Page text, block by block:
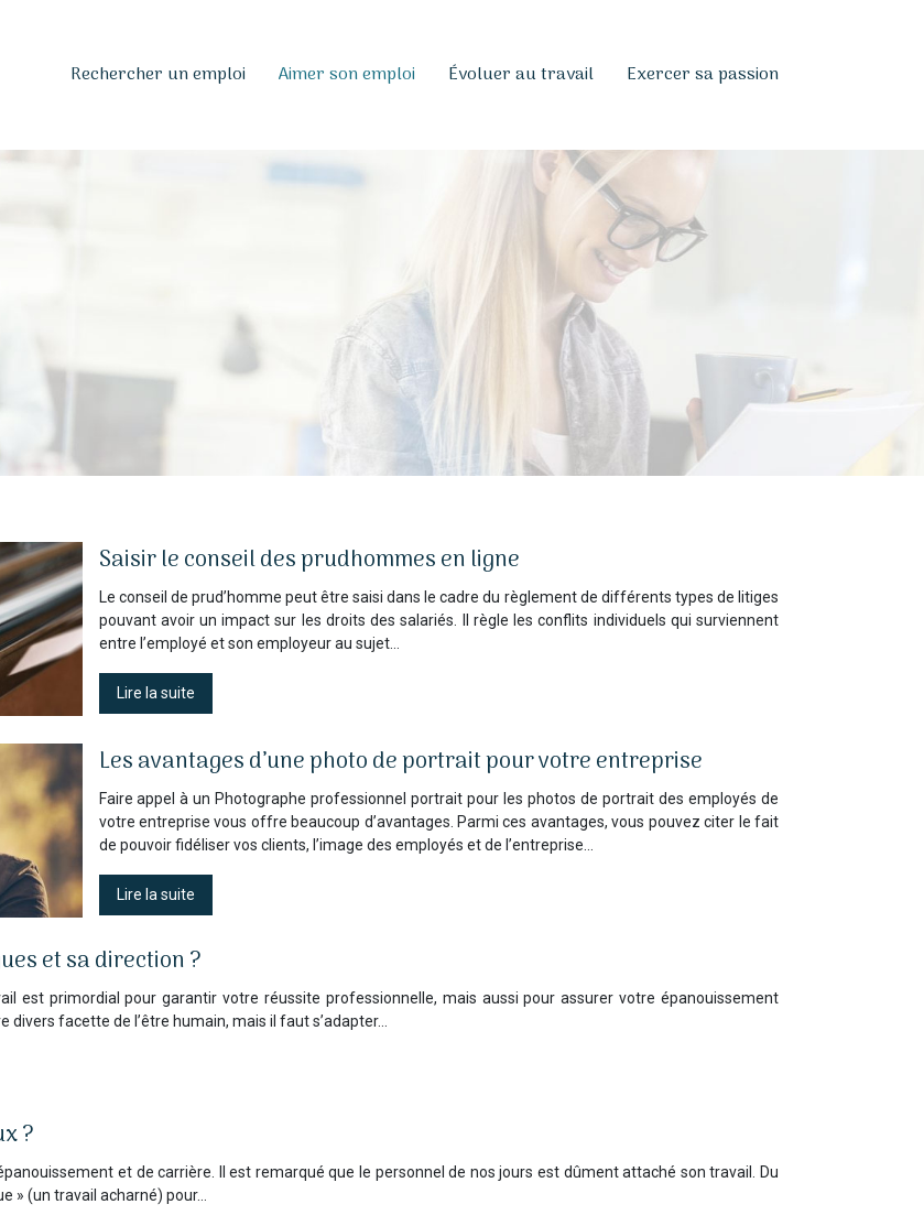
Rechercher un emploi Aimer son emploi Évoluer au travail Exercer sa passion
Saisir le conseil des prudhommes en ligne
Le conseil de prud’homme peut être saisi dans le cadre du règlement de différents types de litiges
pouvant avoir un impact sur les droits des salariés. Il règle les conflits individuels qui surviennent
entre l’employé et son employeur au sujet…
Lire la suite
Les avantages d’une photo de portrait pour votre entreprise
Faire appel à un Photographe professionnel portrait pour les photos de portrait des employés de
votre entreprise vous offre beaucoup d’avantages. Parmi ces avantages, vous pouvez citer le fait
de pouvoir fidéliser vos clients, l’image des employés et de l’entreprise…
Lire la suite
et sa direction ?
est primordial pour garantir votre réussite professionnelle, mais aussi pour assurer votre épanouissement
facette de l’être humain, mais il faut s’adapter…
?
et de carrière. Il est remarqué que le personnel de nos jours est dûment attaché son travail. Du
» (un travail acharné) pour…